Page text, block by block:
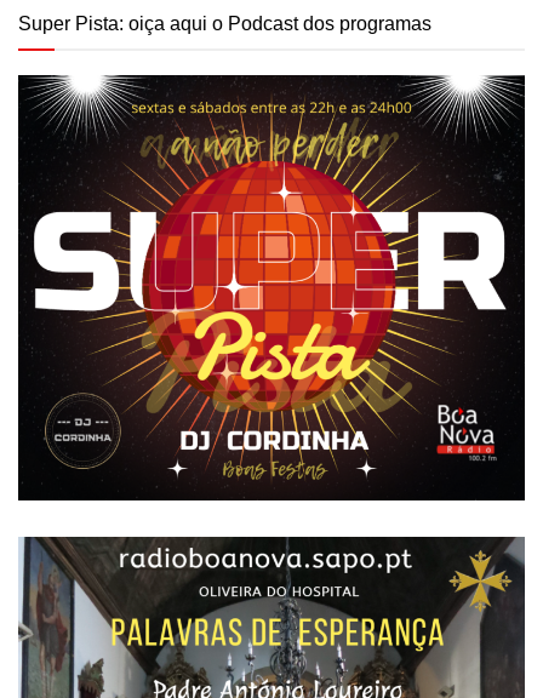
Super Pista: oiça aqui o Podcast dos programas